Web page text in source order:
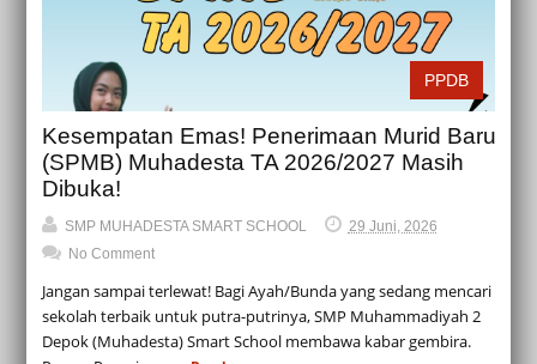
PPDB
Kesempatan Emas! Penerimaan Murid Baru
(SPMB) Muhadesta TA 2026/2027 Masih
Dibuka!
SMP MUHADESTA SMART SCHOOL
29 Juni, 2026
No Comment
Jangan sampai terlewat! Bagi Ayah/Bunda yang sedang mencari
sekolah terbaik untuk putra-putrinya, SMP Muhammadiyah 2
Depok (Muhadesta) Smart School membawa kabar gembira.